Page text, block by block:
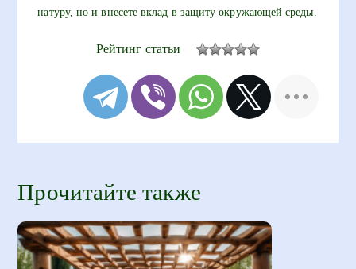
натуру, но и внесете вклад в защиту окружающей среды.
Рейтинг статьи
Прочитайте также